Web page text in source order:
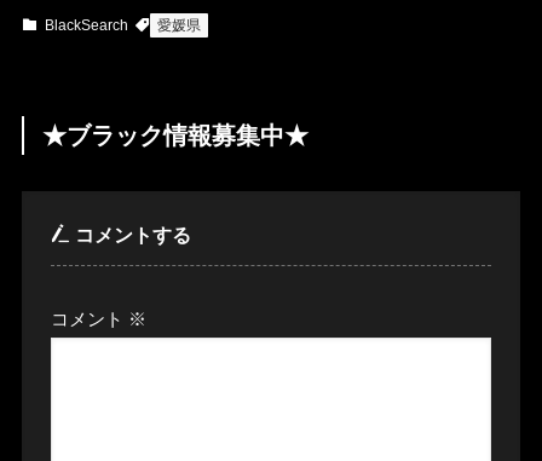
BlackSearch 愛媛県
★ブラック情報募集中★
コメントする
コメント ※